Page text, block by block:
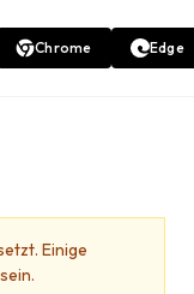
Chrome Edge
Einige